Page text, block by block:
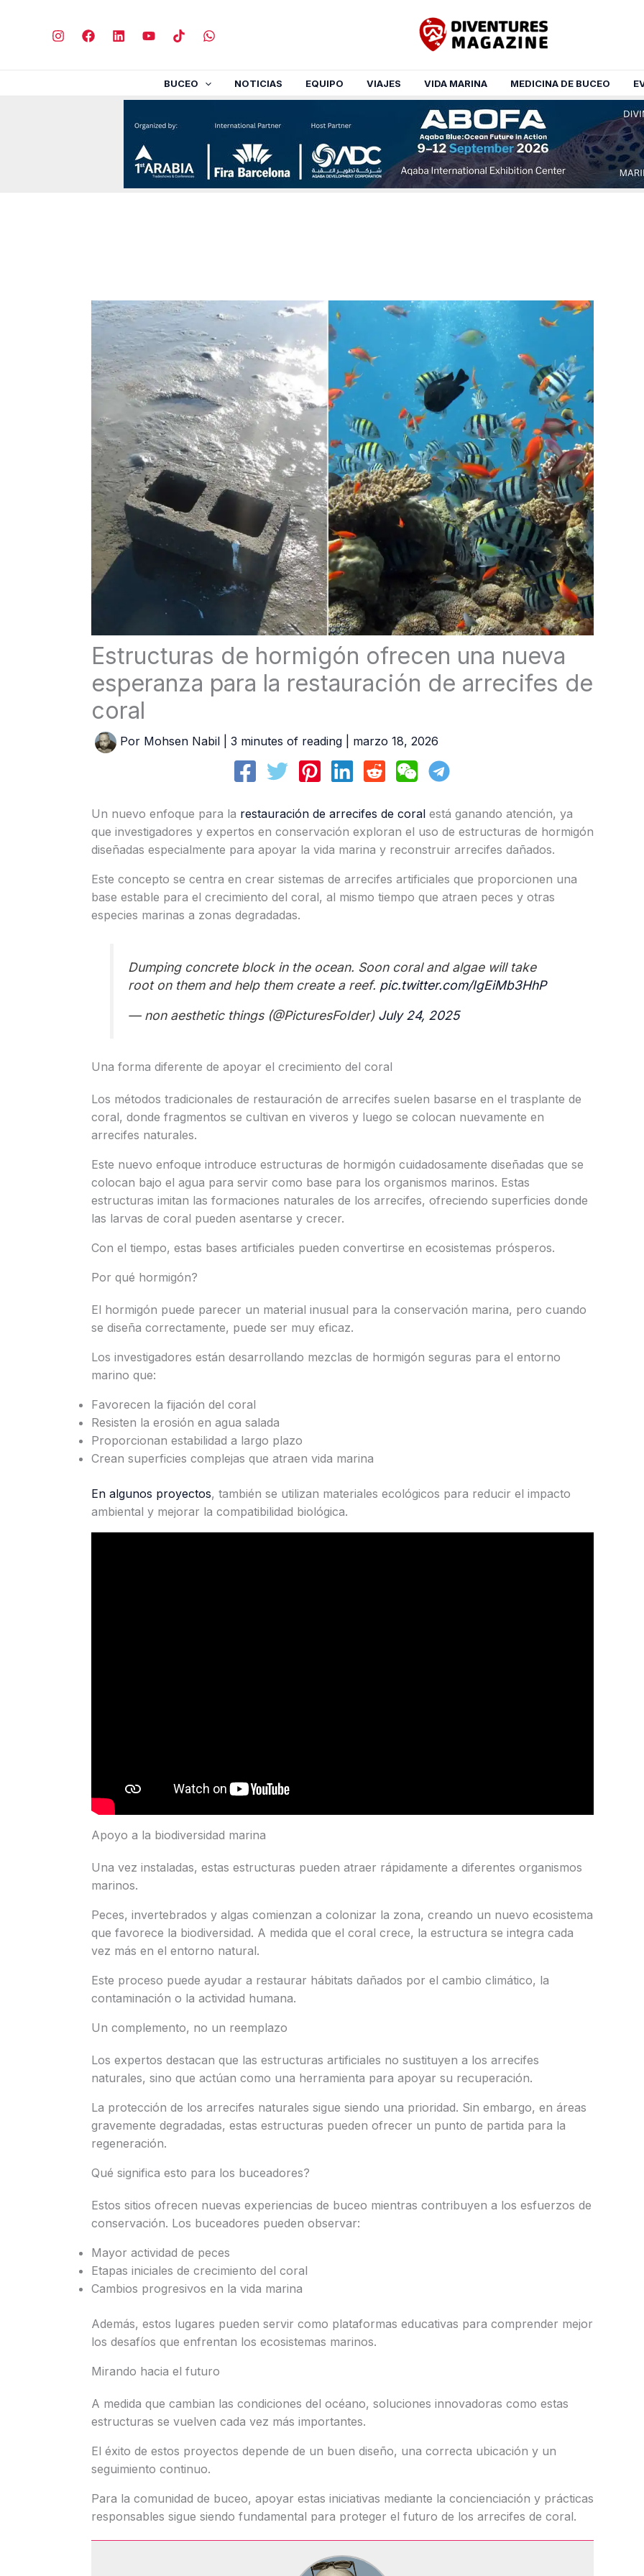
contenido
BUCEO NOTICIAS EQUIPO VIAJES VIDA MARINA MEDICINA DE BUCEO
Estructuras de hormigón ofrecen una nueva
esperanza para la restauración de arrecifes de
coral
Por Mohsen Nabil 3 minutes of reading| marzo 18, 2026
Un nuevo enfoque para la restauración de arrecifes de coral está ganando atención, ya
que investigadores y expertos en conservación exploran el uso de estructuras de hormigón
diseñadas especialmente para apoyar la vida marina y reconstruir arrecifes dañados.
Este concepto se centra en crear sistemas de arrecifes artificiales que proporcionen una
base estable para el crecimiento del coral, al mismo tiempo que atraen peces y otras
especies marinas a zonas degradadas.
Dumping concrete block in the ocean. Soon coral and algae will take
root on them and help them create a reef. pic.twitter.com/IgEiMb3HhP
— non aesthetic things (@PicturesFoIder) July 24, 2025
Una forma diferente de apoyar el crecimiento del coral
Los métodos tradicionales de restauración de arrecifes suelen basarse en el trasplante de
coral, donde fragmentos se cultivan en viveros y luego se colocan nuevamente en
arrecifes naturales.
Este nuevo enfoque introduce estructuras de hormigón cuidadosamente diseñadas que se
colocan bajo el agua para servir como base para los organismos marinos. Estas
estructuras imitan las formaciones naturales de los arrecifes, ofreciendo superficies donde
las larvas de coral pueden asentarse y crecer.
Con el tiempo, estas bases artificiales pueden convertirse en ecosistemas prósperos.
Por qué hormigón?
El hormigón puede parecer un material inusual para la conservación marina, pero cuando
se diseña correctamente, puede ser muy eficaz.
Los investigadores están desarrollando mezclas de hormigón seguras para el entorno
marino que:
Favorecen la fijación del coral
Resisten la erosión en agua salada
Proporcionan estabilidad a largo plazo
Crean superficies complejas que atraen vida marina
En algunos proyectos, también se utilizan materiales ecológicos para reducir el impacto
ambiental y mejorar la compatibilidad biológica.
Apoyo a la biodiversidad marina
Una vez instaladas, estas estructuras pueden atraer rápidamente a diferentes organismos
marinos.
Peces, invertebrados y algas comienzan a colonizar la zona, creando un nuevo ecosistema
que favorece la biodiversidad. A medida que el coral crece, la estructura se integra cada
vez más en el entorno natural.
Este proceso puede ayudar a restaurar hábitats dañados por el cambio climático, la
contaminación o la actividad humana.
Un complemento, no un reemplazo
Los expertos destacan que las estructuras artificiales no sustituyen a los arrecifes
naturales, sino que actúan como una herramienta para apoyar su recuperación.
La protección de los arrecifes naturales sigue siendo una prioridad. Sin embargo, en áreas
gravemente degradadas, estas estructuras pueden ofrecer un punto de partida para la
regeneración.
Qué significa esto para los buceadores?
Estos sitios ofrecen nuevas experiencias de buceo mientras contribuyen a los esfuerzos de
conservación. Los buceadores pueden observar:
Mayor actividad de peces
Etapas iniciales de crecimiento del coral
Cambios progresivos en la vida marina
Además, estos lugares pueden servir como plataformas educativas para comprender mejor
los desafíos que enfrentan los ecosistemas marinos.
Mirando hacia el futuro
A medida que cambian las condiciones del océano, soluciones innovadoras como estas
estructuras se vuelven cada vez más importantes.
El éxito de estos proyectos depende de un buen diseño, una correcta ubicación y un
seguimiento continuo.
Para la comunidad de buceo, apoyar estas iniciativas mediante la concienciación y prácticas
responsables sigue siendo fundamental para proteger el futuro de los arrecifes de coral.